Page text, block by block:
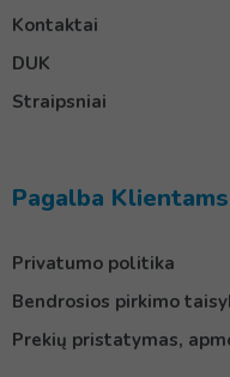
Kontaktai
DUK
Straipsniai
Pagalba Klientams
Privatumo politika
Bendrosios pirkimo
Prekių pristatymas,